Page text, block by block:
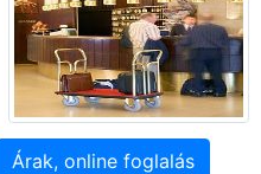
Árak, online foglalás